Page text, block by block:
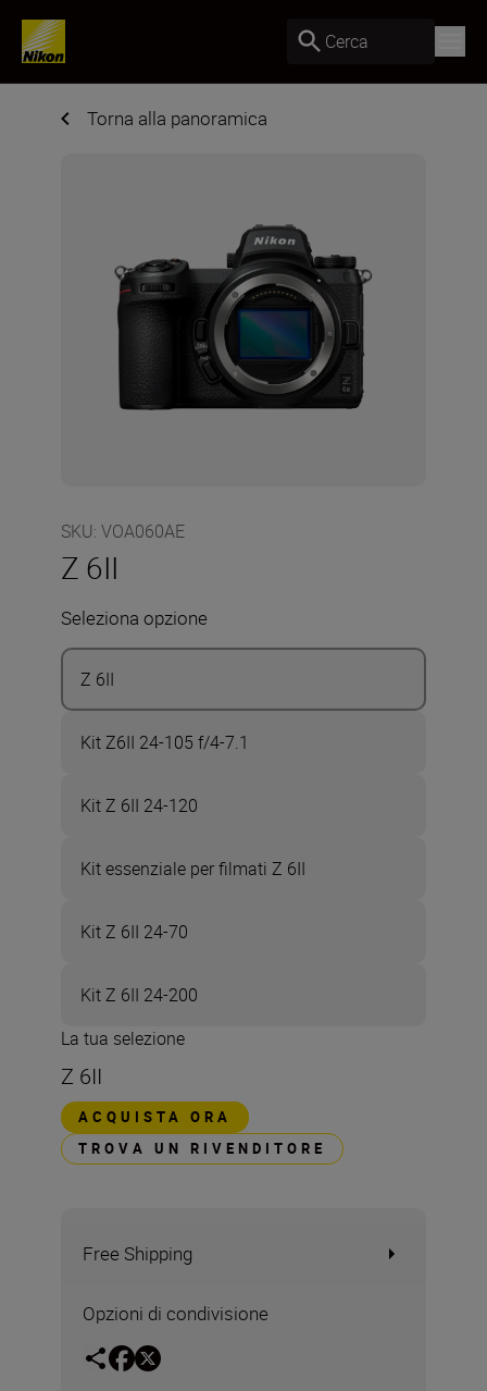
Cerca
Torna alla panoramica
SKU: VOA060AE
Z 6II
Seleziona opzione
Z 6II
Kit Z6II 24-105 f/4-7.1
Kit Z 6II 24-120
Kit essenziale per filmati Z 6II
Kit Z 6II 24-70
Kit Z 6II 24-200
La tua selezione
Z 6II
ACQUISTA ORA
TROVA UN RIVENDITORE
Free Shipping
Opzioni di condivisione